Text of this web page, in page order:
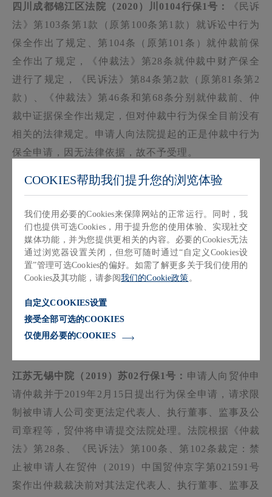
四川成都锦江区法院（2020）川0104行保1号：
《民诉
法》第103条第1款（原第100条第1款）就诉讼中行为
保全作出了规定、第104条（原第101条）就仲裁前保
全作出了规定，《仲裁法》第28条就仲裁中财产保全
进行了规定，《民诉法》第84条第2款（原第81条第2
款）、《仲裁法》第46条和第68条分别就仲裁前、仲
裁中证据保全作出规定，但对仲裁中行为保全目前没有
相关的法律规定。申请人向法院提起的正是仲裁中行为
保全申请，因无法律依据，故不予受理。
【支持案例】
月12日向贸仲申请财产保全及行为保全，请求：（1）
查封、扣押或冻结被申请人价值300万元的财产；
（2）禁止被申请人对申请人所承租的租赁区域再次对
外出租。2019年8月14日，贸仲将保全申请书等材料提
00条、第102条等规定，裁定：（1）查封、扣押或冻
结被申请人价值300万元的财产；（2）禁止被申请人
江苏无锡中院（2019）苏02行保1号： 申请人向贸仲申
请仲裁并于2019年2月15日提出行为保全申请，请求限
制被申请人公司变更法定代表人、执行董事、监事及公
司章程等，贸仲将申请提交法院处理。法院根据《仲裁
法》第28条、《民诉法》第100条、第102条裁定：禁
止被申请人在贸仲（2019）中国贸仲京字第021591号
案作出仲裁裁决前对其法定代表人、执行董事、监事及
COOKIES帮助我们提升您的浏览体验
我们使用必要的Cookies来保障网站的正常运行。同时，我
们也提供可选Cookies，用于提升您的使用体验、实现社交
媒体功能，并为您提供更相关的内容。必要的Cookies无法
通过浏览器设置关闭，但您可随时通过“自定义Cookies设
置”管理可选Cookies的偏好。如需了解更多关于我们使用的
Cookies及其功能，请参阅我们的Cookie政策。
自定义COOKIES设置
接受全部可选的COOKIES
仅使用必要的COOKIES